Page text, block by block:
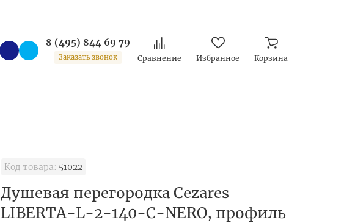
8 (495) 844 69 79
Заказать звонок Сравнение Избранное Корзина
Код товара: 51022
Душевая перегородка Cezares
LIBERTA-L-2-140-C-NERO, профиль